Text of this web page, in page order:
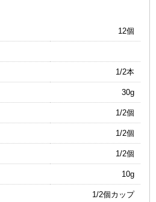
12個
1/2本
30g
1/2個
1/2個
1/2個
10g
1/2個カップ